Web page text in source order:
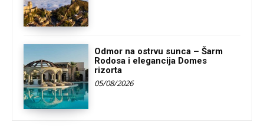
Odmor na ostrvu sunca – Šarm
Rodosa i elegancija Domes
rizorta
05/08/2026